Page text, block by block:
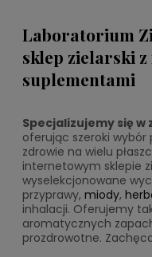
Laboratorium
sklep zielarski
suplementami
Specjalizujemy się
oferując szeroki
zdrowie na wielu
internetowym sklepie
wyselekcjonowane
przyprawy, miody,
inhalacji. Oferujemy
aromatycznych
prozdrowotne.